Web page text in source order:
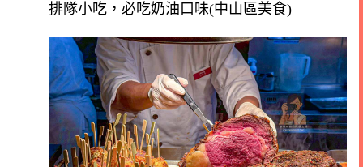
排隊小吃，必吃奶油口味(中山區美食)